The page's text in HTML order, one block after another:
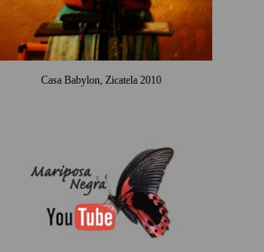
Casa Babylon, Zicatela 2010